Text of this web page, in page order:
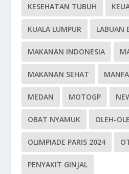
KESEHATAN TUBUH
KUALA LUMPUR LABUAN
MAKANAN INDONESIA
MAKANAN SEHAT
MEDAN MOTOGP
OBAT NYAMUK OLEH-
OLIMPIADE PARIS 2024
PENYAKIT GINJAL